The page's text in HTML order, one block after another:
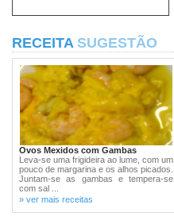
RECEITA SUGESTÃO
Ovos Mexidos com Gambas
Leva-se uma frigideira ao lume, com um
pouco de margarina e os alhos picados.
Juntam-se as gambas e tempera-se
com sal ...
» ver mais receitas